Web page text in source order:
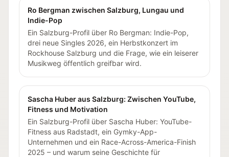
Ro Bergman zwischen Salzburg, Lungau und
Indie-Pop
Ein Salzburg-Profil über Ro Bergman: Indie-Pop,
drei neue Singles 2026, ein Herbstkonzert im
Rockhouse Salzburg und die Frage, wie ein leiserer
Musikweg öffentlich greifbar wird.
Sascha Huber aus Salzburg: Zwischen YouTube,
Fitness und Motivation
Ein Salzburg-Profil über Sascha Huber: YouTube-
Fitness aus Radstadt, ein Gymky-App-
Unternehmen und ein Race-Across-America-Finish
2025 – und warum seine Geschichte für